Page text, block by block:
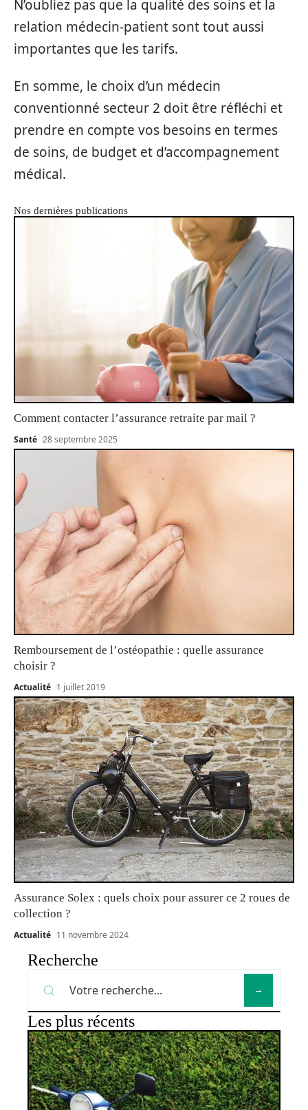
N’oubliez pas que la qualité des soins et la
relation médecin-patient sont tout aussi
importantes que les tarifs.
En somme, le choix d’un médecin
conventionné secteur 2 doit être réfléchi et
prendre en compte vos besoins en termes
de soins, de budget et d’accompagnement
médical.
Nos dernières publications
Comment contacter l’assurance retraite par mail ?
Santé 28 septembre 2025
Remboursement de l’ostéopathie : quelle assurance
choisir ?
Actualité 1 juillet 2019
Assurance Solex : quels choix pour assurer ce 2 roues de
collection ?
Actualité 11 novembre 2024
Recherche
Les plus récents